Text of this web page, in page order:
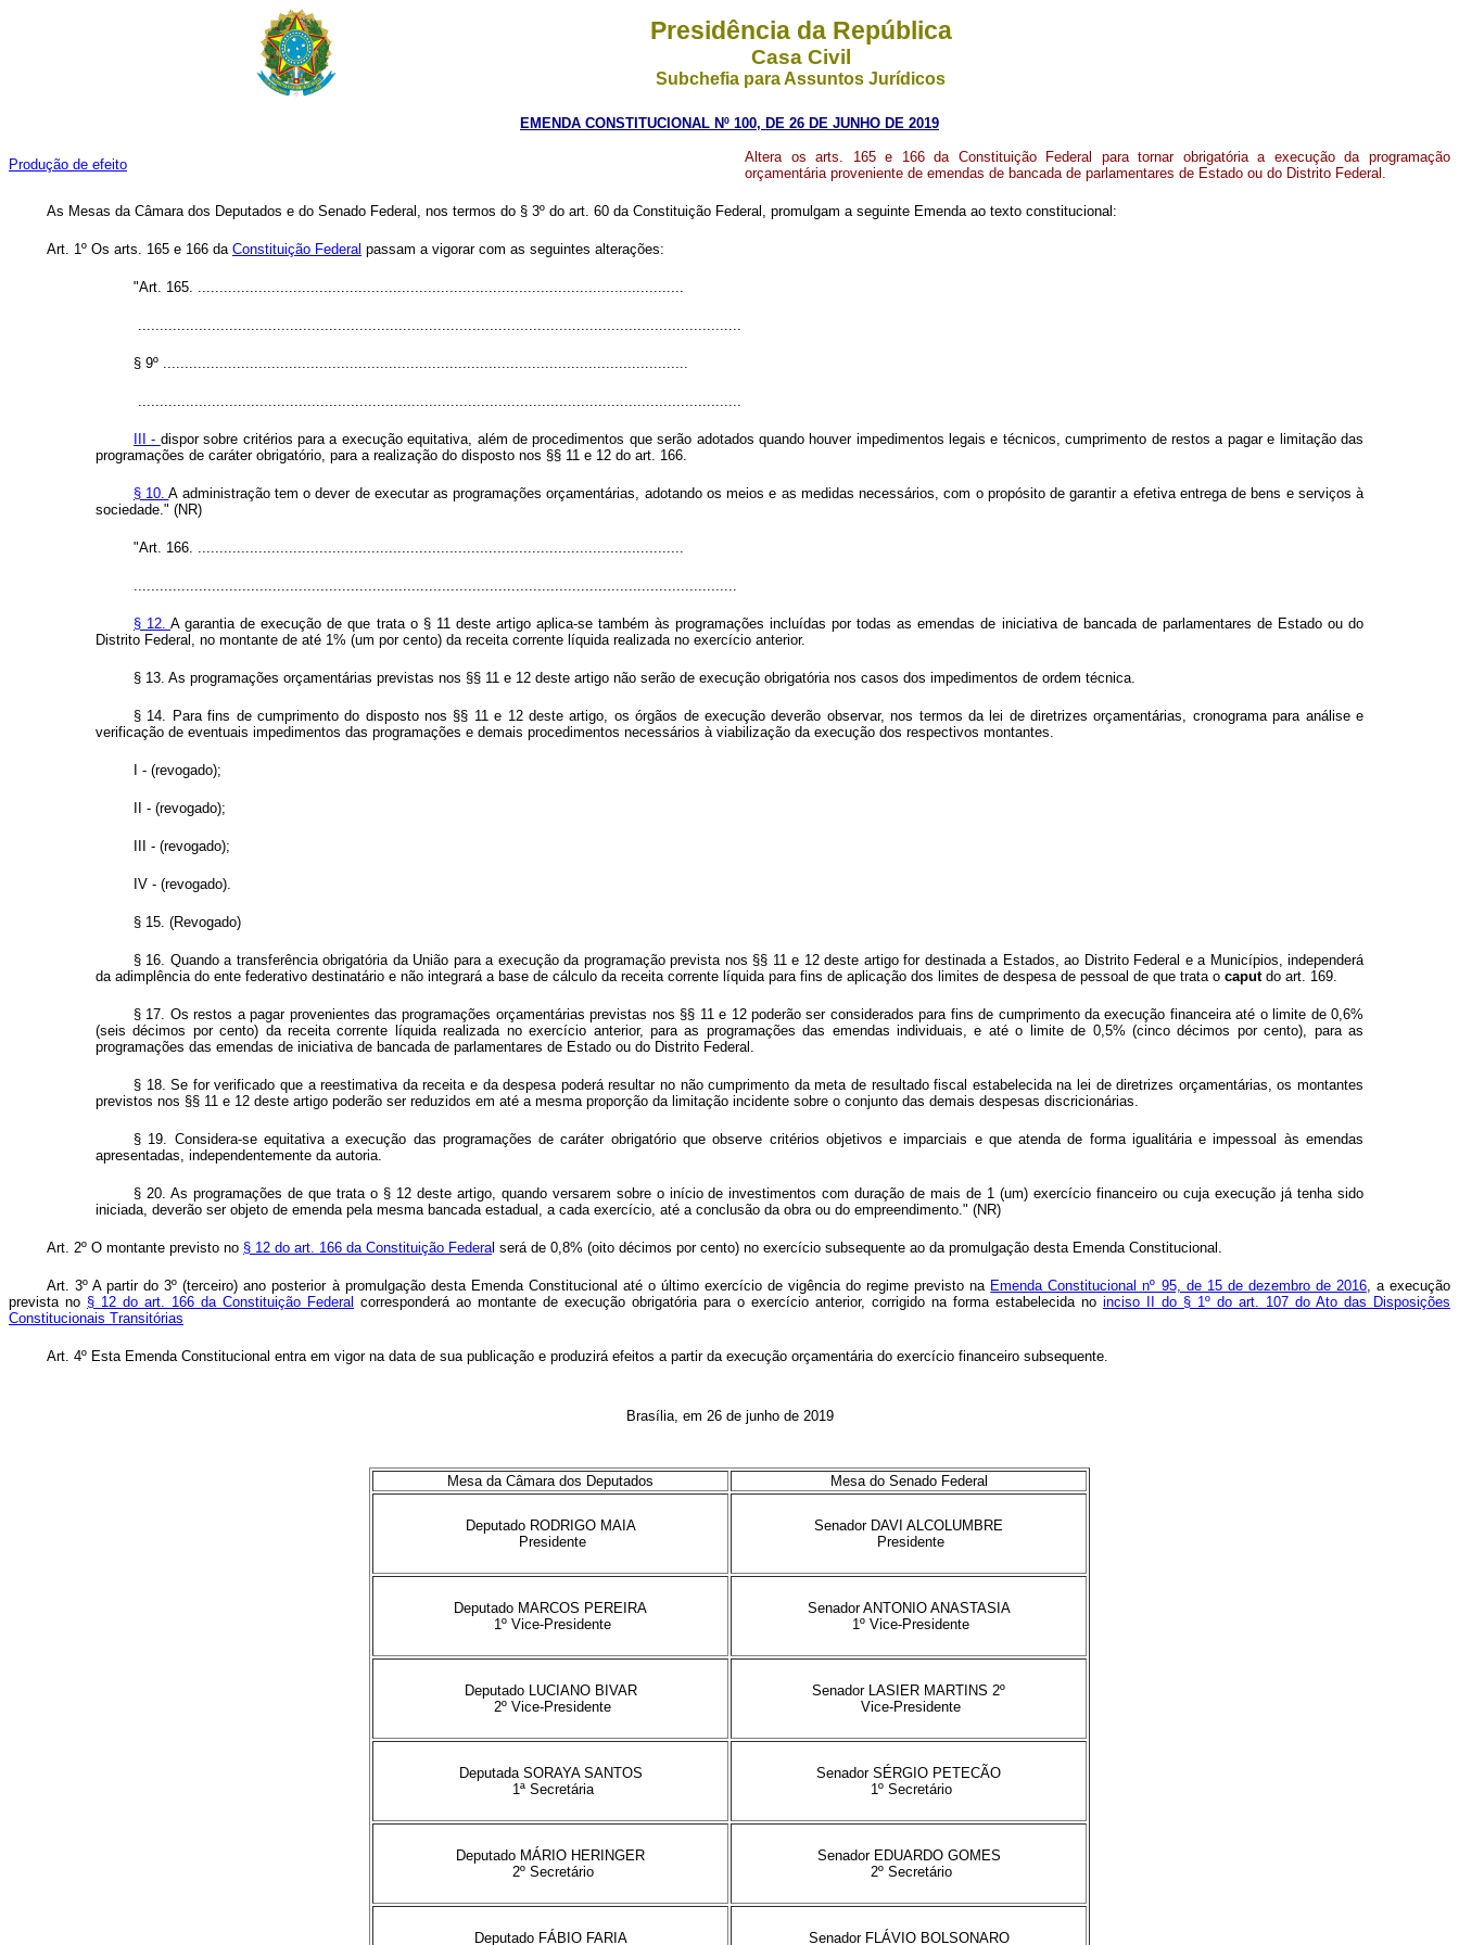
Presidência da República
Casa Civil
Subchefia para Assuntos Jurídicos
EMENDA CONSTITUCIONAL Nº 100, DE 26 DE JUNHO DE 2019
Produção de efeito
Altera os arts. 165 e 166 da Constituição Federal para tornar obrigatória a execução da programação
orçamentária proveniente de emendas de bancada de parlamentares de Estado ou do Distrito Federal.
As Mesas da Câmara dos Deputados e do Senado Federal, nos termos do § 3º do art. 60 da Constituição Federal, promulgam a seguinte Emenda ao texto constitucional:
Art. 1º Os arts. 165 e 166 da Constituição Federal passam a vigorar com as seguintes alterações:
"Art. 165. ................................................................................................................
...........................................................................................................................................
§ 9º .........................................................................................................................
...........................................................................................................................................
III - dispor sobre critérios para a execução equitativa, além de procedimentos que serão adotados quando houver impedimentos legais e técnicos, cumprimento de restos a pagar e limitação das
programações de caráter obrigatório, para a realização do disposto nos §§ 11 e 12 do art. 166.
§ 10.A administração tem o dever de executar as programações orçamentárias, adotando os meios e as medidas necessários, com o propósito de garantir a efetiva entrega de bens e serviços à
sociedade." (NR)
"Art. 166. ................................................................................................................
...........................................................................................................................................
§ 12.A garantia de execução de que trata o § 11 deste artigo aplica-se também às programações incluídas por todas as emendas de iniciativa de bancada de parlamentares de Estado ou do
Distrito Federal, no montante de até 1% (um por cento) da receita corrente líquida realizada no exercício anterior.
§ 13. As programações orçamentárias previstas nos §§ 11 e 12 deste artigo não serão de execução obrigatória nos casos dos impedimentos de ordem técnica.
§ 14. Para fins de cumprimento do disposto nos §§ 11 e 12 deste artigo, os órgãos de execução deverão observar, nos termos da lei de diretrizes orçamentárias, cronograma para análise e
verificação de eventuais impedimentos das programações e demais procedimentos necessários à viabilização da execução dos respectivos montantes.
I - (revogado);
II - (revogado);
III - (revogado);
IV - (revogado).
§ 15. (Revogado)
§ 16. Quando a transferência obrigatória da União para a execução da programação prevista nos §§ 11 e 12 deste artigo for destinada a Estados, ao Distrito Federal e a Municípios, independerá
da adimplência do ente federativo destinatário e não integrará a base de cálculo da receita corrente líquida para fins de aplicação dos limites de despesa de pessoal de que trata o caputdo art. 169.
§ 17. Os restos a pagar provenientes das programações orçamentárias previstas nos §§ 11 e 12 poderão ser considerados para fins de cumprimento da execução financeira até o limite de 0,6%
(seis décimos por cento) da receita corrente líquida realizada no exercício anterior, para as programações das emendas individuais, e até o limite de 0,5% (cinco décimos por cento), para as
programações das emendas de iniciativa de bancada de parlamentares de Estado ou do Distrito Federal.
§ 18. Se for verificado que a reestimativa da receita e da despesa poderá resultar no não cumprimento da meta de resultado fiscal estabelecida na lei de diretrizes orçamentárias, os montantes
previstos nos §§ 11 e 12 deste artigo poderão ser reduzidos em até a mesma proporção da limitação incidente sobre o conjunto das demais despesas discricionárias.
§ 19. Considera-se equitativa a execução das programações de caráter obrigatório que observe critérios objetivos e imparciais e que atenda de forma igualitária e impessoal às emendas
apresentadas, independentemente da autoria.
§ 20. As programações de que trata o § 12 deste artigo, quando versarem sobre o início de investimentos com duração de mais de 1 (um) exercício financeiro ou cuja execução já tenha sido
iniciada, deverão ser objeto de emenda pela mesma bancada estadual, a cada exercício, até a conclusão da obra ou do empreendimento." (NR)
Art. 2º O montante previsto no § 12 do art. 166 da Constituição Federal será de 0,8% (oito décimos por cento) no exercício subsequente ao da promulgação desta Emenda Constitucional.
Art. 3º A partir do 3º (terceiro) ano posterior à promulgação desta Emenda Constitucional até o último exercício de vigência do regime previsto na Emenda Constitucional nº 95, de 15 de dezembro de 2016, a execução
prevista no § 12 do art. 166 da Constituição Federal corresponderá ao montante de execução obrigatória para o exercício anterior, corrigido na forma estabelecida no inciso II do § 1º do art. 107 do Ato das Disposições
Constitucionais Transitórias
Art. 4º Esta Emenda Constitucional entra em vigor na data de sua publicação e produzirá efeitos a partir da execução orçamentária do exercício financeiro subsequente.
Brasília, em 26 de junho de 2019
Mesa da Câmara dos Deputados Mesa do Senado Federal
Deputado RODRIGO MAIA
Presidente
Senador DAVI ALCOLUMBRE
Presidente
Deputado MARCOS PEREIRA
1º Vice-Presidente
Senador ANTONIO ANASTASIA
1º Vice-Presidente
Deputado LUCIANO BIVAR
2º Vice-Presidente
Senador LASIER MARTINS 2º
Vice-Presidente
Deputada SORAYA SANTOS
1ª Secretária
Senador SÉRGIO PETECÃO
1º Secretário
Deputado MÁRIO HERINGER
2º Secretário
Senador EDUARDO GOMES
2º Secretário
Deputado FÁBIO FARIA
Senador FLÁVIO BOLSONARO